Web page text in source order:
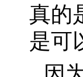
真的
是可